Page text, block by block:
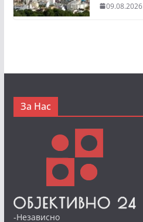
09.08.2026
За Нас
-Независно